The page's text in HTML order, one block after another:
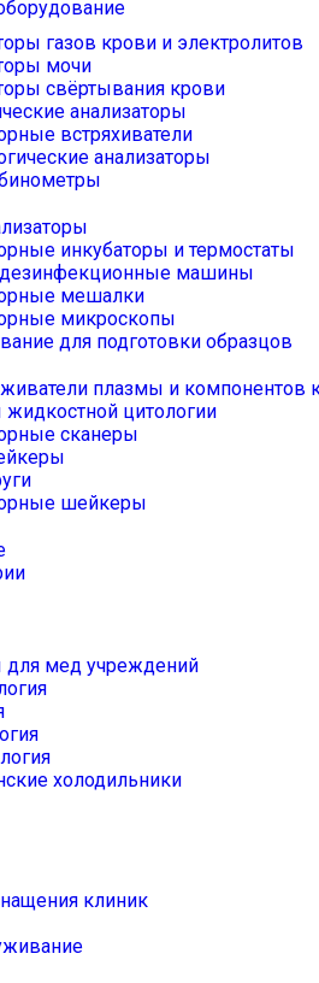
газов крови и электролитов
мочи
свёртывания крови
анализаторы
встряхиватели
анализаторы
инкубаторы и термостаты
машины
мешалки
микроскопы
для подготовки образцов
плазмы и компонентов
цитологии
сканеры
шейкеры
для мед учреждений
холодильники
клиник